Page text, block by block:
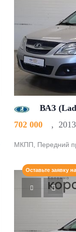
ВАЗ
702 000
, 2013
МКПП, Передний
Оставьте заявку